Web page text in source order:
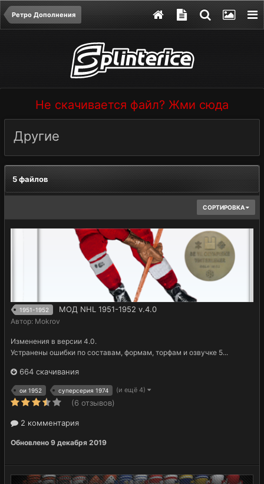
Ретро Дополнения
Не скачивается файл? Жми сюда
Другие
5 файлов
СОРТИРОВКА
1951-1952 МОД NHL 1951-1952 v.4.0
Автор: Mokrov
Изменения в версии 4.0.
Устранены ошибки по составам, формам, торфам и озвучке 5...
664 скачивания
ои 1952 суперсерия 1974 (и ещё 4)
(6 отзывов)
2 комментария
Обновлено 9 декабря 2019